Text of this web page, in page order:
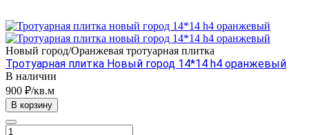
Новый город/Оранжевая тротуарная плитка
Тротуарная плитка Новый город 14*14 h4 оранжевый
В наличии
900 ₽/кв.м
В корзину